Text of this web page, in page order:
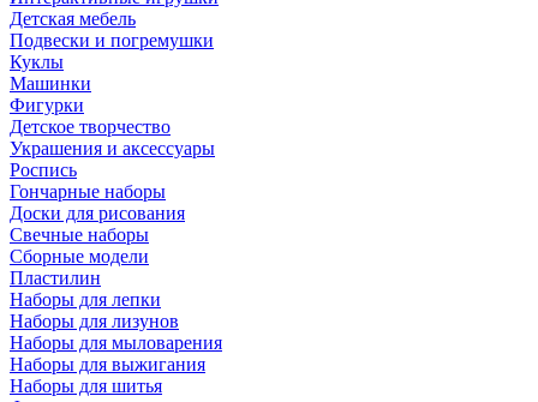
Детская мебель
Подвески и погремушки
Куклы
Машинки
Фигурки
Детское творчество
Украшения и аксессуары
Роспись
Гончарные наборы
Доски для рисования
Свечные наборы
Сборные модели
Пластилин
Наборы для лепки
Наборы для лизунов
Наборы для мыловарения
Наборы для выжигания
Наборы для шитья